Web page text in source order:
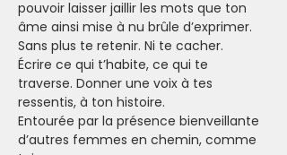
pouvoir laisser jaillir les mots que ton
âme ainsi mise à nu brûle d’exprimer.
Sans plus te retenir. Ni te cacher.
Écrire ce qui t’habite, ce qui te
traverse. Donner une voix à tes
ressentis, à ton histoire.
Entourée par la présence bienveillante
d’autres femmes en chemin, comme